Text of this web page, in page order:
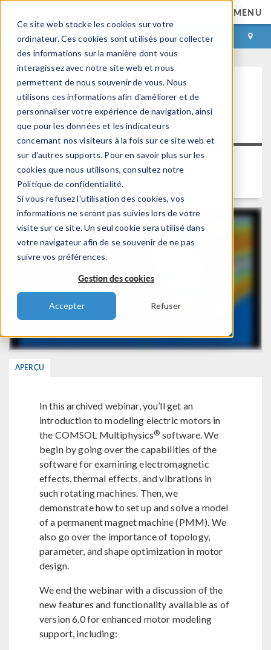
Ce site web stocke les cookies sur votre
ordinateur. Ces cookies sont utilisés pour collecter
des informations sur la manière dont vous
interagissez avec notre site web et nous
permettent de nous souvenir de vous. Nous
utilisons ces informations afin d'améliorer et de
personnaliser votre expérience de navigation, ainsi
que pour les données et les indicateurs
concernant nos visiteurs à la fois sur ce site web et
sur d'autres supports. Pour en savoir plus sur les
cookies que nous utilisons, consultez notre
Politique de confidentialité.
Si vous refusez l'utilisation des cookies, vos
informations ne seront pas suivies lors de votre
visite sur ce site. Un seul cookie sera utilisé dans
votre navigateur afin de se souvenir de ne pas
suivre vos préférences.
Gestion des cookies
Accepter Refuser
MENU
CONNEXION CONTACT
Analyzing Electric Motor
Designs in
COMSOL Multiphysics®
Retour aux videos
Durée: 50:11
APERÇU
In this archived webinar, you’ll get an
introduction to modeling electric motors in
the COMSOL Multiphysics® software. We
begin by going over the capabilities of the
software for examining electromagnetic
effects, thermal effects, and vibrations in
such rotating machines. Then, we
demonstrate how to set up and solve a model
of a permanent magnet machine (PMM). We
also go over the importance of topology,
parameter, and shape optimization in motor
design.
We end the webinar with a discussion of the
new features and functionality available as of
version 6.0 for enhanced motor modeling
support, including: